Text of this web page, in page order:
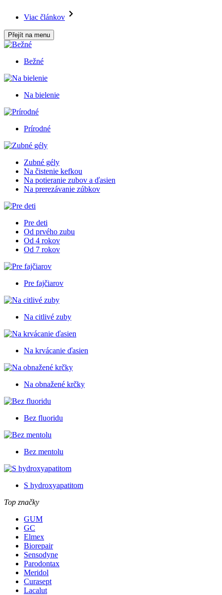
Viac článkov
Přejít na menu
Bežné
Na bielenie
Prírodné
Zubné gély
Na čistenie kefkou
Na potieranie zubov a ďasien
Na prerezávanie zúbkov
Pre deti
Od prvého zubu
Od 4 rokov
Od 7 rokov
Pre fajčiarov
Na citlivé zuby
Na krvácanie ďasien
Na obnažené krčky
Bez fluoridu
Bez mentolu
S hydroxyapatitom
Top značky
GUM
GC
Elmex
Biorepair
Sensodyne
Parodontax
Meridol
Curasept
Lacalut